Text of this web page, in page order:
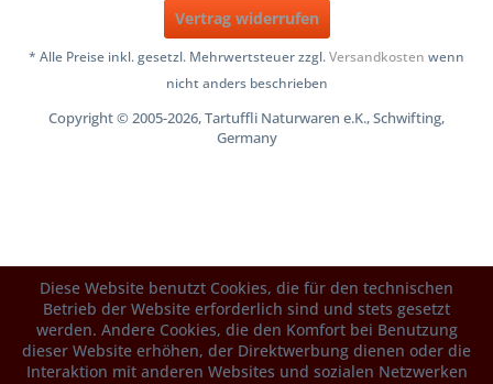
Vertrag widerrufen
* Alle Preise inkl. gesetzl. Mehrwertsteuer zzgl.Versandkosten wenn
nicht anders beschrieben
Copyright © 2005-2026, Tartuffli Naturwaren e.K., Schwifting,
Germany
Diese Website benutzt Cookies, die für den technischen
Betrieb der Website erforderlich sind und stets gesetzt
werden. Andere Cookies, die den Komfort bei Benutzung
dieser Website erhöhen, der Direktwerbung dienen oder die
Interaktion mit anderen Websites und sozialen Netzwerken